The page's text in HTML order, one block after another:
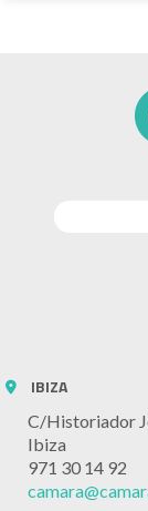
IBIZA
C/Historiador
Ibiza
971 30 14 92